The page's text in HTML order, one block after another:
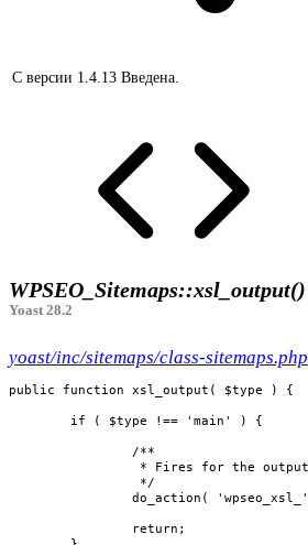
С версии 1.4.13 Введена.
WPSEO_Sitemaps::xsl_output()
Yoast 28.2
yoast/inc/sitemaps/class-sitemaps.php
public function xsl_output( $type ) {